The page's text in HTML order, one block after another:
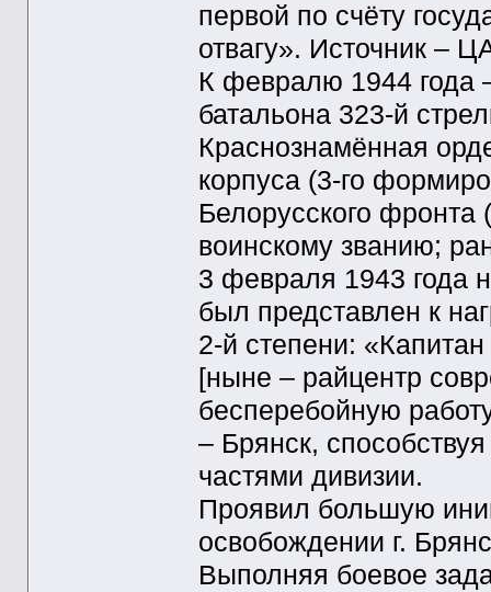
первой по счёту
отвагу». Источник –
К февралю 1944 года
батальона 323-й
Краснознамённая
корпуса (3-го
Белорусского
воинскому званию;
3 февраля 1943 года
был представлен к
2-й степени:
[ныне – райцентр
бесперебойную
– Брянск,
частями дивизии.
Проявил большую
освобождении г.
Выполняя боевое